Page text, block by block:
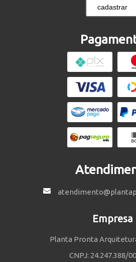
cadastrar
Empresa
Planta Pronta
CNPJ: 24.247.388/